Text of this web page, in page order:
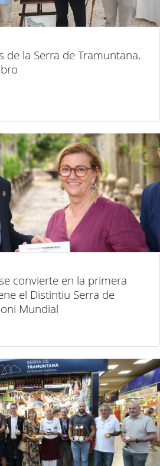
de la Serra de Tramuntana,
convierte en la primera
el Distintiu Serra de
Mundial